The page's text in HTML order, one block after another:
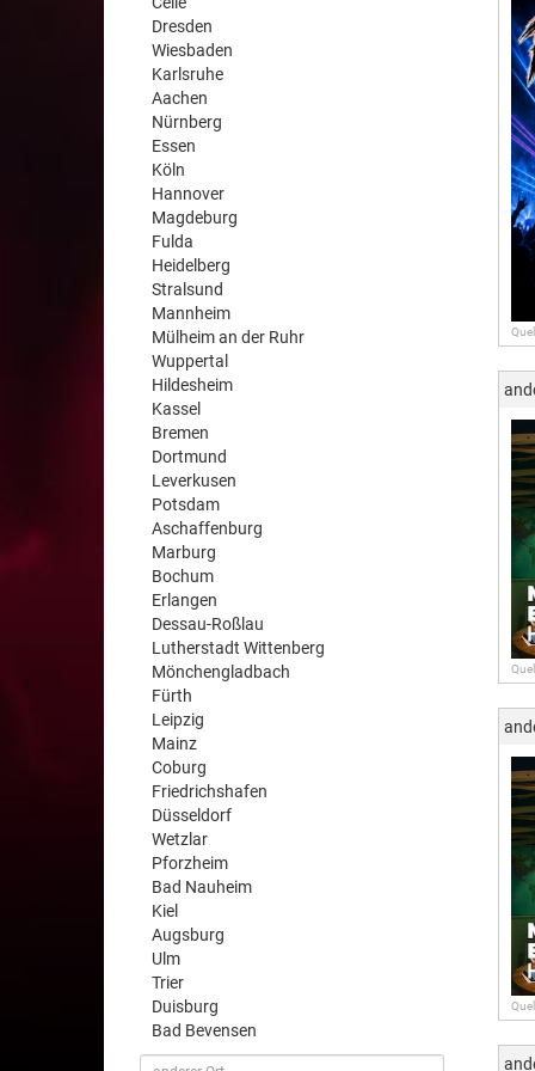
Dresden
Wiesbaden
Karlsruhe
Aachen
Nürnberg
Essen
Köln
Hannover
Magdeburg
Fulda
Heidelberg
Stralsund
Mannheim
Mülheim an der Ruhr
Wuppertal
Hildesheim
Kassel
Bremen
Dortmund
Leverkusen
Potsdam
Aschaffenburg
Marburg
Bochum
Erlangen
Dessau-Roßlau
Lutherstadt Wittenberg
Mönchengladbach
Fürth
Leipzig
Mainz
Coburg
Friedrichshafen
Düsseldorf
Wetzlar
Pforzheim
Bad Nauheim
Kiel
Augsburg
Ulm
Trier
Duisburg
Bad Bevensen